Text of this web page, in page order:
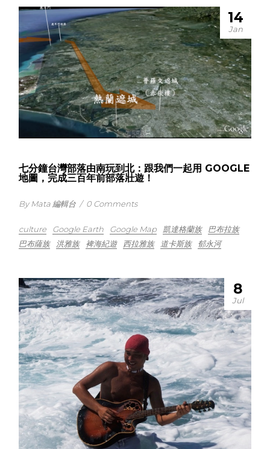
14
Jan
七分鐘台灣部落由南玩到北：跟我們一起用 GOOGLE
地圖，完成三百年前部落壯遊！
By Mata 編輯台 / 0 Comments
culture Google Earth Google Map 凱達格蘭族
巴布拉族
巴布薩族
洪雅族 裨海紀遊 西拉雅族 道卡斯族 郁永河
8
Jul